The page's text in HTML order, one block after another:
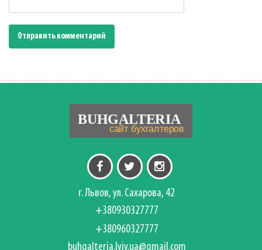
г. Львов, ул. Сахарова, 42
+380930327777
+380960327777
buhgalteria.lviv.ua@gmail.com